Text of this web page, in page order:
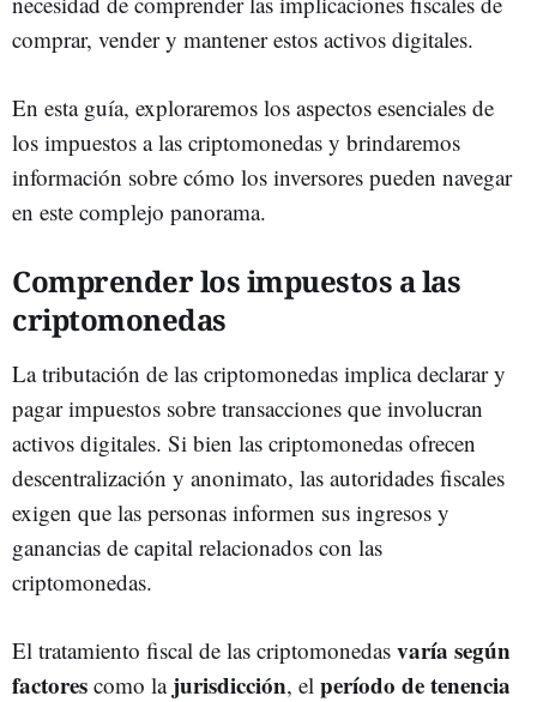
comprar, vender y mantener estos activos digitales.
En esta guía, exploraremos los aspectos esenciales de
los impuestos a las criptomonedas y brindaremos
información sobre cómo los inversores pueden navegar
en este complejo panorama.
Comprender los impuestos a las
criptomonedas
La tributación de las criptomonedas implica declarar y
pagar impuestos sobre transacciones que involucran
activos digitales. Si bien las criptomonedas ofrecen
descentralización y anonimato, las autoridades fiscales
exigen que las personas informen sus ingresos y
ganancias de capital relacionados con las
criptomonedas.
El tratamiento fiscal de las criptomonedas varía según
factores como la jurisdicción, el período de tenencia